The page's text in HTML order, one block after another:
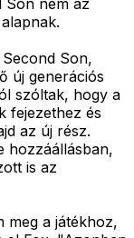
Son,
új generációs
szóltak, hogy a
fejezethez és
az új rész.
hozzáállásban,
is az
meg a játékhoz,